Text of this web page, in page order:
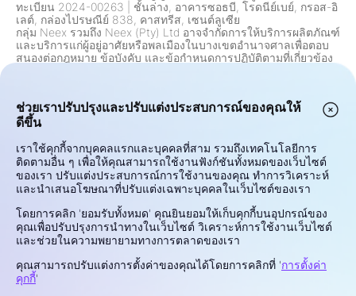
ทะเบียน 2024-00263
ชั้นล่าง, อาคารซอธบี, โรดนีย์เบย์, กรอส-อิ
เลต์, กล่องไปรษณีย์ 838, คาสทรีส, เซนต์ลูเซีย
กลุ่ม Neex รวมถึง Neex (Pty) Ltd อาจจำกัดการให้บริการผลิตภัณฑ์
และบริการแก่ผู้อยู่อาศัยหรือพลเมืองในบางเขตอำนาจศาลเพื่อตอบ
สนองต่อกฎหมาย ข้อบังคับ และข้อกำหนดการปฏิบัติตามที่เกี่ยวข้อง
อย่างต่อเนื่องตามการเปลี่ยนแปลงด้านกฎระเบียบ
คำเตือนเกี่ยวกับความเสี่ยง:
เลเวอเรจและมีความเสี่ยงสูงในการสูญเสียเงินทุนอย่างรวดเร็ว การ
ซื้อขายเครื่องมือเหล่านี้อาจไม่เหมาะสมสำหรับนักลงทุนทุกคน
ศักยภาพในการทำกำไรหรือขาดทุนของคุณมีความเชื่อมโยงโดยตรง
กับการเปลี่ยนแปลงราคาตลาด ก่อนการซื้อขาย โปรดพิจารณาเป้า
หมายการลงทุนของคุณ ระดับความเชี่ยวชาญ สถานะทางการเงิน
และความเสี่ยงที่คุณสามารถรองรับได้ หากคุณไม่แน่ใจเกี่ยวกับความ
เสี่ยงหรือเงื่อนไขการซื้อขาย ขอคำแนะนำจากที่ปรึกษาทางการเงินที่
มีคุณสมบัติเหมาะสม อย่าซื้อขายด้วยเงินที่คุณไม่สามารถสูญเสียได้
เงื่อนไขการใช้งาน
นโยบายคุกกี้
ช่วยเราปรับปรุงและปรับแต่งประสบการณ์ของคุณให้
ดีขึ้น
เราใช้คุกกี้จากบุคคลแรกและบุคคลที่สาม รวมถึงเทคโนโลยีการ
ติดตามอื่น ๆ เพื่อให้คุณสามารถใช้งานฟังก์ชันทั้งหมดของเว็บไซต์
ของเรา ปรับแต่งประสบการณ์การใช้งานของคุณ ทำการวิเคราะห์
และนำเสนอโฆษณาที่ปรับแต่งเฉพาะบุคคลในเว็บไซต์ของเรา
โดยการคลิก 'ยอมรับทั้งหมด' คุณยินยอมให้เก็บคุกกี้บนอุปกรณ์ของ
คุณเพื่อปรับปรุงการนำทางในเว็บไซต์ วิเคราะห์การใช้งานเว็บไซต์
และช่วยในความพยายามทางการตลาดของเรา
คุณสามารถปรับแต่งการตั้งค่าของคุณได้โดยการคลิกที่ 'การตั้งค่า
คุกกี้'